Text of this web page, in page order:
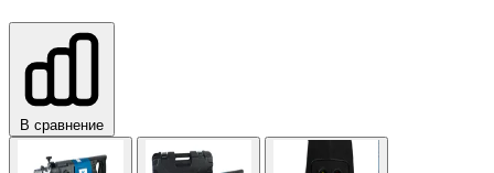
В сравнение